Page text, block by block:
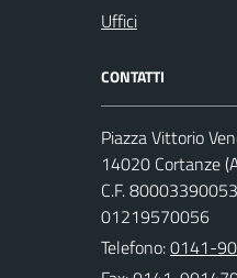
Uffici
CONTATTI
Piazza Vittorio
14020 Cortanze
C.F.
01219570056
Telefono:0141-